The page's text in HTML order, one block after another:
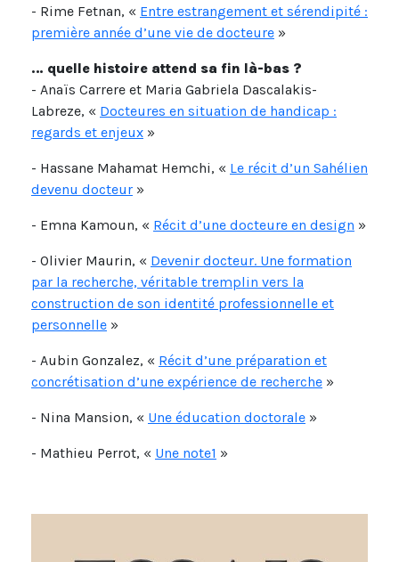
- Rime Fetnan, « Entre estrangement et sérendipité :
première année d’une vie de docteure »
… quelle histoire attend sa fin là-bas ?
- Anaïs Carrere et Maria Gabriela Dascalakis-
Labreze, « Docteures en situation de handicap :
regards et enjeux »
- Hassane Mahamat Hemchi, « Le récit d’un Sahélien
devenu docteur »
- Emna Kamoun, « Récit d’une docteure en design »
- Olivier Maurin, « Devenir docteur. Une formation
par la recherche, véritable tremplin vers la
construction de son identité professionnelle et
personnelle »
- Aubin Gonzalez, « Récit d’une préparation et
concrétisation d’une expérience de recherche »
- Nina Mansion, « Une éducation doctorale »
- Mathieu Perrot, « Une note1 »